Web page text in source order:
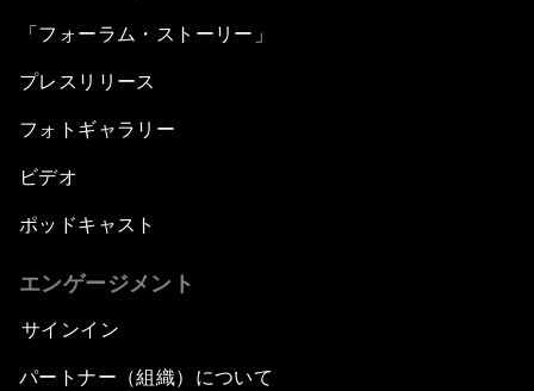
「フォーラム・ストーリー」
プレスリリース
フォトギャラリー
ビデオ
ポッドキャスト
エンゲージメント
サインイン
パートナー（組織）について